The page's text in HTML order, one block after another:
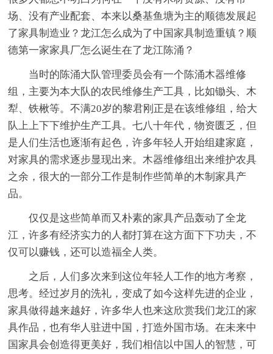
场、没有产业配套、本来以桑基鱼塘为主的顺德发展起
了家具制造业？龙江怎么成为了中国家具制造重镇？顺
德第一家家具厂怎么诞生在了龙江陈涌？
当时的陈涌大队管理委员会有一个陈涌木器维修
组，主要为本大队的农民维修生产工具，比如锄头、木
犁、铁楸等。不满20岁的黎君刚正是在该维修组，给大
队上上下下维护生产工具。七八十年代，物资匮乏，但
是人们生活也逐渐有起色，许多年轻人开始组建家庭，
对家具的需求逐步显现出来。木器维修组出来维护农具
之余，很大的一部分工作是制作些简单的木制家具产
品。
仅仅是这些简单而又朴素的家具产品轰动了全龙
江，许多有经济实力的人都打算在这方面下下功夫，不
仅可以赚钱，还可以造福全人类。
之后，人们多次来到这位年轻人工作的地方考察，
思考。经过岁月的洗礼，变成了如今这样先进的企业，
家具做得越来越好，许多华人也来这欣赏我们龙江的家
具作品，也有华人驻进中国，打造外国市场。在未来中
国家具会创造得更美好，我们相信以中国人的智慧，可